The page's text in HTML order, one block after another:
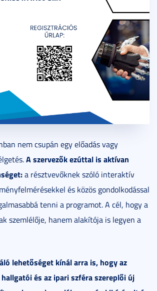
nem csupán egy előadás vagy
A szervezők ezúttal is aktívan
a résztvevőknek szóló interaktív
és közös gondolkodással
tenni a programot. A cél, hogy a
szemlélője, hanem alakítója is legyen a
lehetőséget kínál arra is, hogy az
és az ipari szféra szereplői új